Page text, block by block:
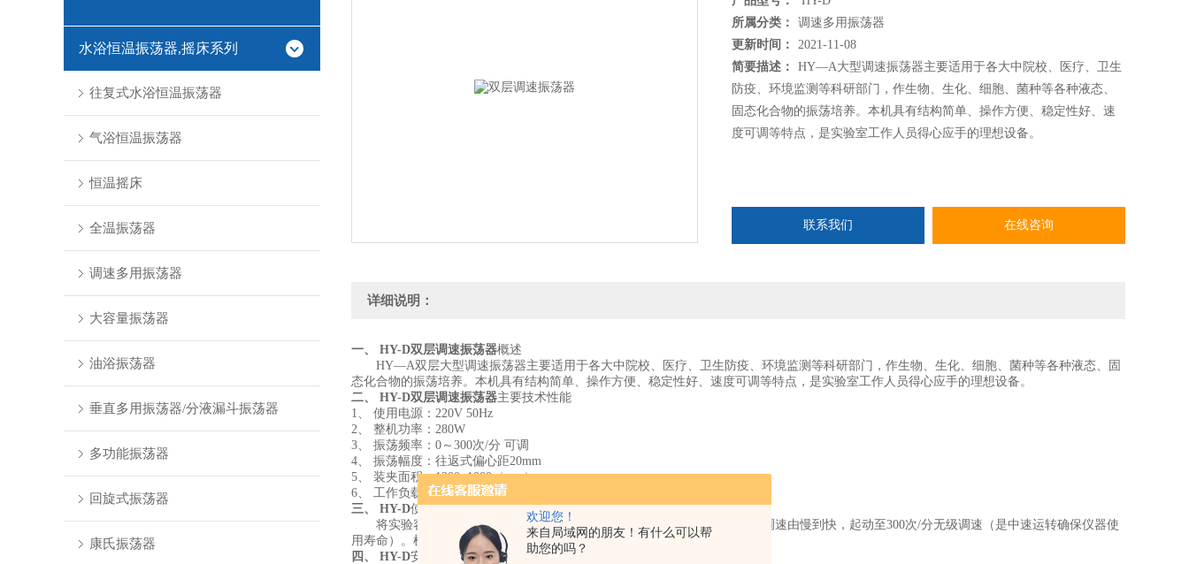
欢迎您！
来自局域网的朋友！有什么可以帮
助您的吗？
水浴恒温振荡器,摇床系列
往复式水浴恒温振荡器
气浴恒温振荡器
恒温摇床
全温振荡器
调速多用振荡器
大容量振荡器
油浴振荡器
垂直多用振荡器/分液漏斗振荡器
多功能振荡器
回旋式振荡器
康氏振荡器
所属分类：
调速多用振荡器
更新时间：
2021-11-08
简要描述：
HY—A大型调速振荡器主要适用于各大中院校、医疗、卫生
防疫、环境监测等科研部门，作生物、生化、细胞、菌种等各种液态、
固态化合物的振荡培养。本机具有结构简单、操作方便、稳定性好、速
度可调等特点，是实验室工作人员得心应手的理想设备。
联系我们 在线咨询
详细说明：
一、 HY-D双层调速振荡器概述
HY—A双层大型调速振荡器主要适用于各大中院校、医疗、卫生防疫、环境监测等科研部门，作生物、生化、细胞、菌种等各种液态、固
态化合物的振荡培养。本机具有结构简单、操作方便、稳定性好、速度可调等特点，是实验室工作人员得心应手的理想设备。
二、 HY-D双层调速振荡器主要技术性能
1、 使用电源： 220V 50Hz
2、 整机功率： 280W
3、 振荡频率： 0～300次/分 可调
4、 振荡幅度：往返式偏心距20mm
5、 装夹面积：1200×1000（mm）
6、 工作负载：100Kg
三、 HY-D使用方法
将实验容器装夹到网具上，方可开机，开机前把调速旋钮旋至zui慢处，调速由慢到快，起动至300次/分无级调速（是中速运转确保仪器使
用寿命）。机壳要妥善接地，不用时请关闭电源，以防不测。
四、 HY-D安装说明